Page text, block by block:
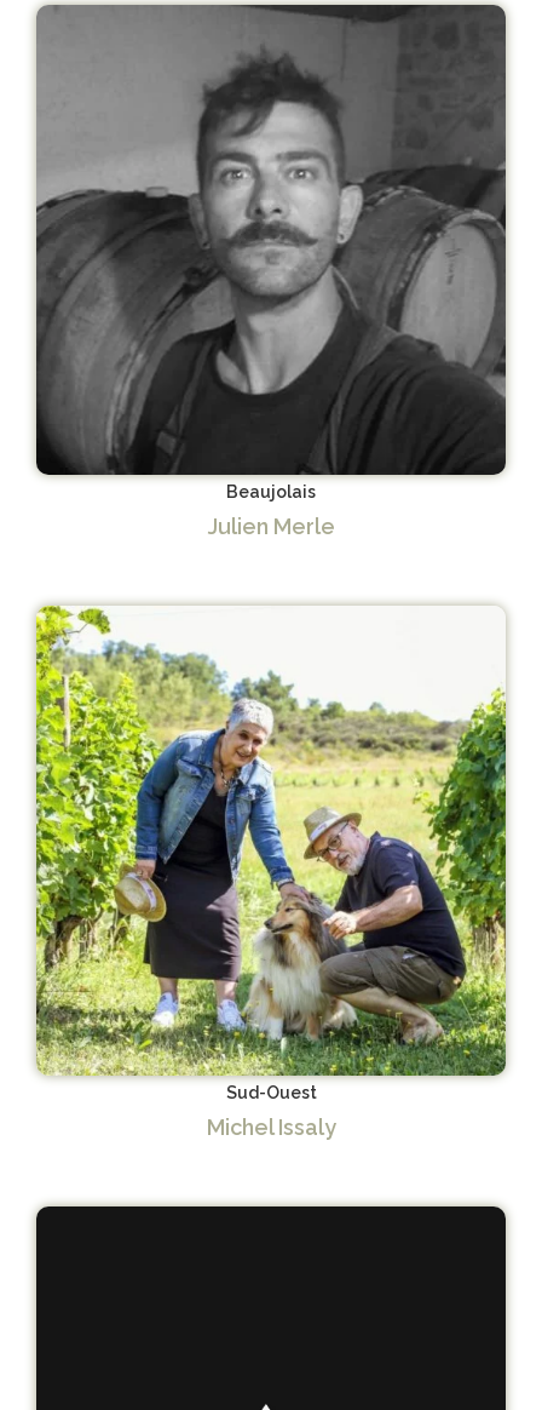
Beaujolais
Julien Merle
Sud-Ouest
Michel Issaly